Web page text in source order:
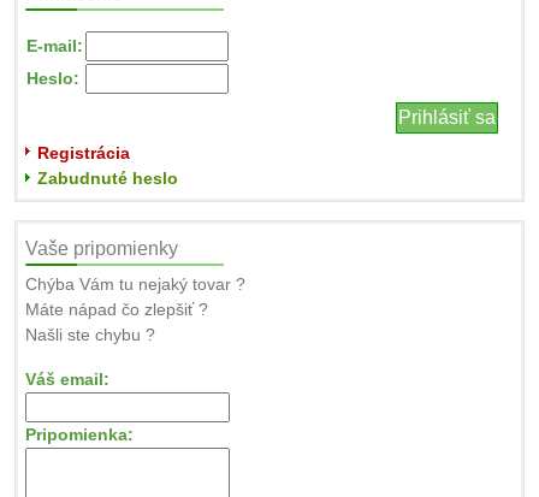
E-mail:
Heslo:
Registrácia
Zabudnuté heslo
Vaše pripomienky
Chýba Vám tu nejaký tovar ?
Máte nápad čo zlepšiť ?
Našli ste chybu ?
Váš email:
Pripomienka: